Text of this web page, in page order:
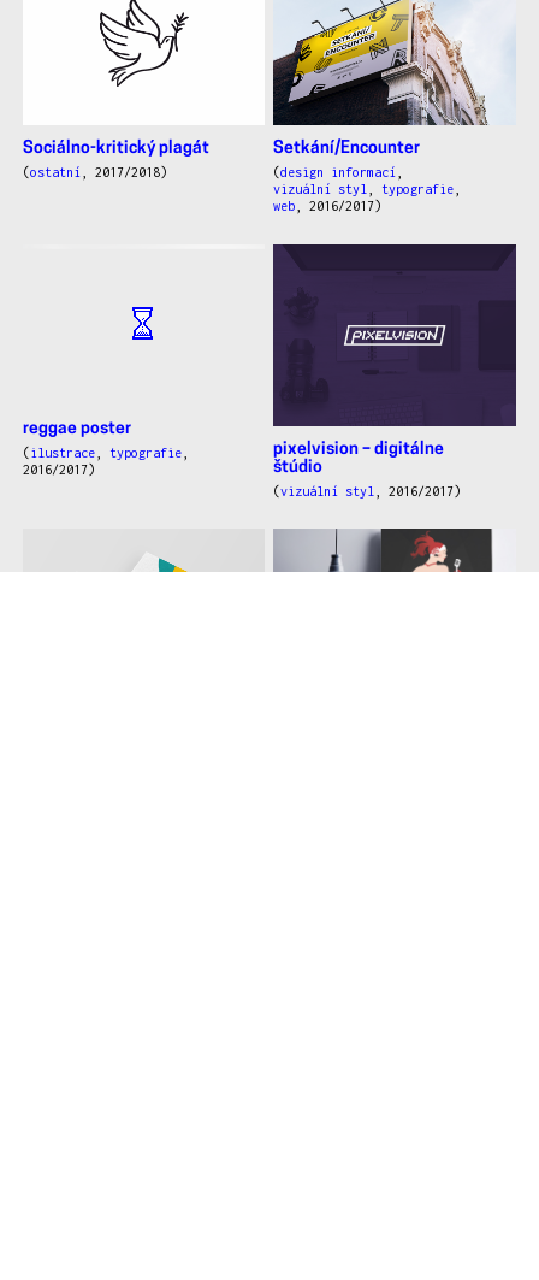
Sociálno-kritický plagát
(ostatní , 2017/2018)
Setkání/Encounter
(design informací
vizuální styl
typografie
web , 2016/2017)
reggae poster
(ilustrace, typografie,
2016/2017)
pixelvision – digitálne
štúdio
(vizuální styl , 2016/2017)